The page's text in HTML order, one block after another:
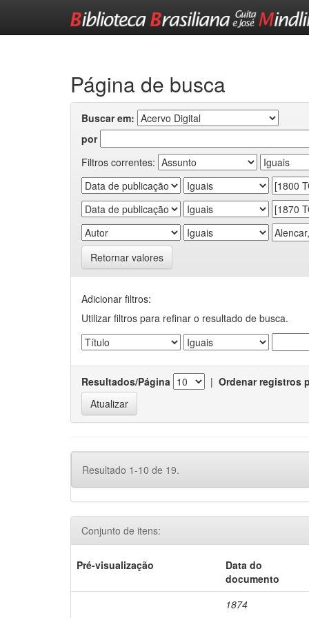
Página de busca
Buscar em:
por
Filtros correntes:
Retornar valores
Adicionar filtros:
Utilizar filtros para refinar o resultado de busca.
Resultados/Página | Ordenar registros
Resultado 1-10 de 19.
Conjunto de itens:
Pré-visualização
Data do
documento
1874